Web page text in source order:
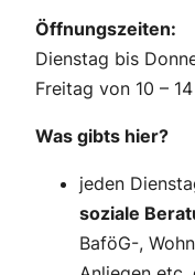
Öffnungszeiten:
Dienstag bis
Freitag von 10 –
Was gibts hier?
jeden
soziale
BaföG-,